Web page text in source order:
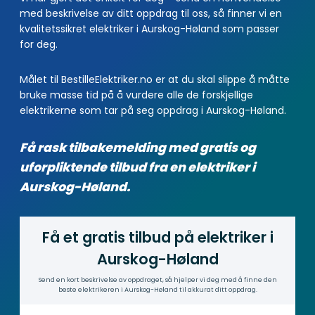
med beskrivelse av ditt oppdrag til oss, så finner vi en
kvalitetssikret elektriker i Aurskog-Høland som passer
for deg.
Målet til BestilleElektriker.no er at du skal slippe å måtte
bruke masse tid på å vurdere alle de forskjellige
elektrikerne som tar på seg oppdrag i Aurskog-Høland.
Få rask tilbakemelding med gratis og
uforpliktende tilbud fra en elektriker i
Aurskog-Høland.
Få et gratis tilbud på elektriker i
Aurskog-Høland
Send en kort beskrivelse av oppdraget, så hjelper vi deg med å finne den
beste elektrikeren i Aurskog-Høland til akkurat ditt oppdrag.